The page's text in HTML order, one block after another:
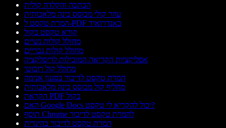
הכתבה והקלדה קולית
עוזר קולי מבוסס בינה מלאכותית
המרת טקסט ל-PDF באנדרואיד
קורא טקסט בקול
מחולל קולות נשיים
מחולל קולות גבריים
אפליקציות הקריאה המובילות לדיסלקציה
מחולל קול רובוטי
המרת טקסט לדיבור בסגנון אנימה
מחליף קול מבוסס בינה מלאכותית
הקראת PDF בקול
האם Google Docs יכול להקריא לי טקסט?
תוסף Chrome להמרת טקסט לדיבור
המרת טקסט לדיבור בהינדית